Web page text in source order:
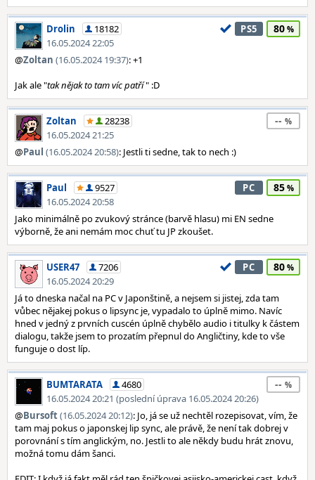
Drolin
18182
16.05.2024 22:05
PS5 80
@Zoltan (16.05.2024 19:37): +1
Jak ale "tak nějak to tam víc patří" :D
Zoltan
28238
16.05.2024 21:25
--
@Paul (16.05.2024 20:58): Jestli ti sedne, tak to nech :)
Paul
9527
16.05.2024 20:58
PC 85
Jako minimálně po zvukový stránce (barvě hlasu) mi EN sedne
výborně, že ani nemám moc chuť tu JP zkoušet.
USER47
7206
16.05.2024 20:29
PC 80
Já to dneska načal na PC v Japonštině, a nejsem si jistej, zda tam
vůbec nějakej pokus o lipsync je, vypadalo to úplně mimo. Navíc
hned v jedný z prvních cuscén úplně chybělo audio i titulky k částem
dialogu, takže jsem to prozatím přepnul do Angličtiny, kde to vše
funguje o dost líp.
BUMTARATA
4680
16.05.2024 20:21 (poslední úprava 16.05.2024 20:26)
--
@Bursoft(16.05.2024 20:12): Jo, já se už nechtěl rozepisovat, vím, že
tam maj pokus o japonskej lip sync, ale právě, že není tak dobrej v
porovnání s tím anglickým, no. Jestli to ale někdy budu hrát znovu,
možná tomu dám šanci.